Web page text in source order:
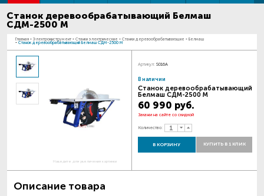
Станок деревообрабатывающий Белмаш
СДМ-2500 М
Главная - Электроинструмент - Станки электрические - Станки деревообрабатывающие - Белмаш
- Станок деревообрабатывающий Белмаш СДМ-2500 М
Наведите для увеличения картинки
Артикул: S016A
В наличии
Станок деревообрабатывающий
Белмаш СДМ-2500 М
60 990 руб.
Закажи на сайте со скидкой
Количество:
В КОРЗИНУ КУПИТЬ В 1 КЛИК
Описание товара